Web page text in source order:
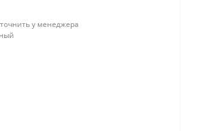
у менеджера